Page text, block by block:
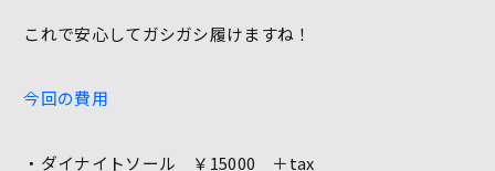
これで安心してガシガシ履けますね！
今回の費用
・ダイナイトソール ￥15000 ＋tax